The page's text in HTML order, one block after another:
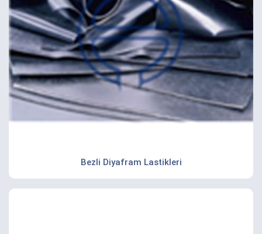
Bezli Diyafram Lastikleri